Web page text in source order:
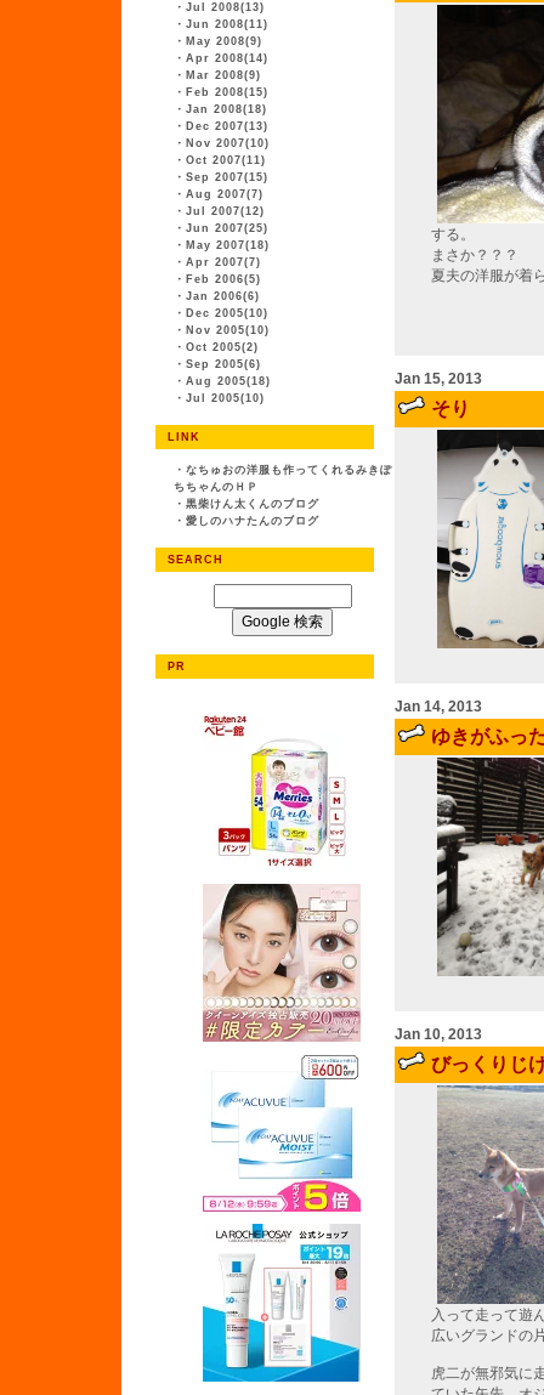
・ Jul 2008(13)
・ Jun 2008(11)
・ May 2008(9)
・ Apr 2008(14)
・ Mar 2008(9)
・ Feb 2008(15)
・ Jan 2008(18)
・ Dec 2007(13)
・ Nov 2007(10)
・ Oct 2007(11)
・ Sep 2007(15)
・ Aug 2007(7)
・ Jul 2007(12)
・ Jun 2007(25)
・ May 2007(18)
・ Apr 2007(7)
・ Feb 2006(5)
・ Jan 2006(6)
・ Dec 2005(10)
・ Nov 2005(10)
・ Oct 2005(2)
・ Sep 2005(6)
・ Aug 2005(18)
・ Jul 2005(10)
LINK
・ なちゅおの洋服も作ってくれるみきぽ
ちちゃんのＨＰ
・ 黒柴けん太くんのブログ
・ 愛しのハナたんのブログ
SEARCH
PR
する。
まさか？？？
夏夫の洋服が着
Jan 15, 2013
そり
Jan 14, 2013
ゆきがふっ
Jan 10, 2013
びっくりじ
入って走って遊
広いグランドの
虎二が無邪気に